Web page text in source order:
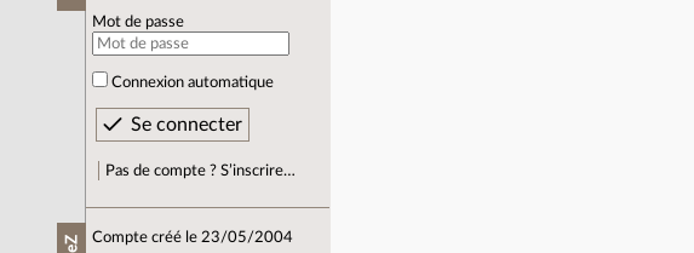
Mot de passe
Connexion automatique
Pas de compte ? S’inscrire…
Compte créé le 23/05/2004